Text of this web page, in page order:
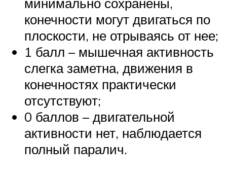
конечности могут двигаться по
плоскости, не отрываясь от нее;
1 балл – мышечная активность
слегка заметна, движения в
конечностях практически
отсутствуют;
0 баллов – двигательной
активности нет, наблюдается
полный паралич.